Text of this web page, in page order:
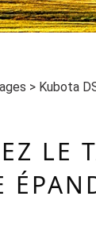
> Kubota
LE